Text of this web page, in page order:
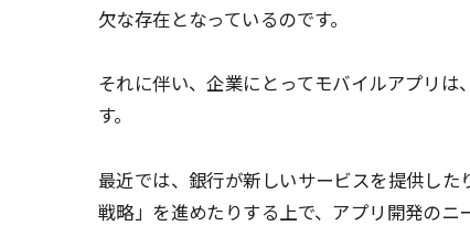
欠な存在となっているのです。
それに伴い、企業にとってモバイルアプリ
す。
最近では、銀行が新しいサービスを提供し
戦略」を進めたりする上で、アプリ開発のニ